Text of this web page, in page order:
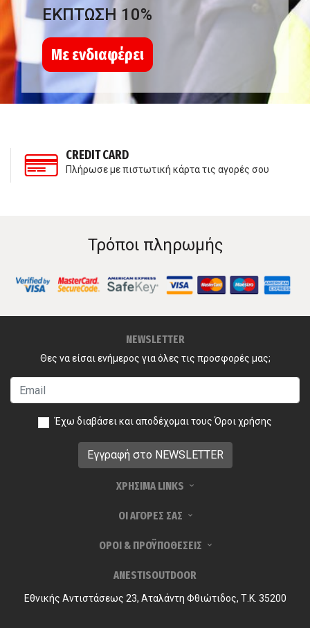
ΕΚΠΤΩΣΗ 10%
Με ενδιαφέρει
CREDIT CARD
Πλήρωσε με πιστωτική κάρτα τις αγορές σου
Τρόποι πληρωμής
NEWSLETTER
Θες να είσαι ενήμερος για όλες τις προσφορές μας;
Έχω διαβάσει και αποδέχομαι τους Όροι χρήσης
ΧΡΗΣΙΜΑ LINKS
ΟΙ ΑΓΟΡΕΣ ΣΑΣ
ΟΡΟΙ & ΠΡΟΫΠΟΘΕΣΕΙΣ
ANESTISOUTDOOR
Εθνικής Αντιστάσεως 23, Αταλάντη Φθιώτιδος, Τ.Κ. 35200